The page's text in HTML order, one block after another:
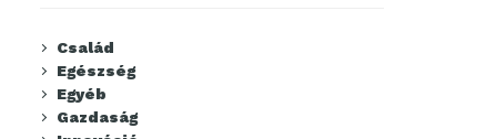
Család
Egészség
Egyéb
Gazdaság